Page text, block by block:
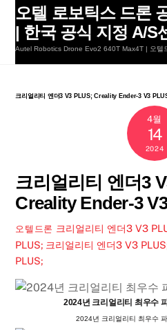
Skip
content
오텔 로보틱스 드론
| 한국 공식 지정 A/S
Autel Robotics Drone Evo2 640T Max4T | 오텔
크리얼리티 엔더3 V3 PLUS; Creality Ender-3 V3
4월
14
2024
크리얼리티 엔더3
Creality Ender-3
오텔드론 크리얼리티 엔더3 V3
PLUS; 크리얼리티 엔더3 V3
PLUS;
2024년 크리얼리티 최우수
2024년 크리얼리티 최우수